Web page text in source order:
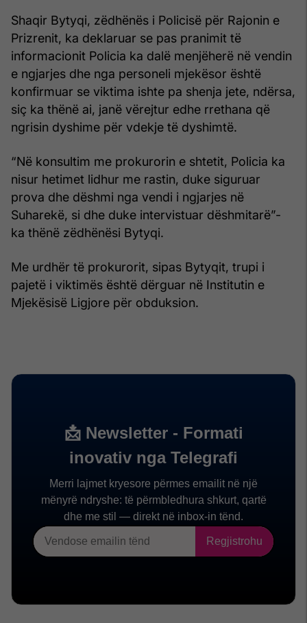
Shaqir Bytyqi, zëdhënës i Policisë për Rajonin e
Prizrenit, ka deklaruar se pas pranimit të
informacionit Policia ka dalë menjëherë në vendin
e ngjarjes dhe nga personeli mjekësor është
konfirmuar se viktima ishte pa shenja jete, ndërsa,
siç ka thënë ai, janë vërejtur edhe rrethana që
ngrisin dyshime për vdekje të dyshimtë.
“Në konsultim me prokurorin e shtetit, Policia ka
nisur hetimet lidhur me rastin, duke siguruar
prova dhe dëshmi nga vendi i ngjarjes në
Suharekë, si dhe duke intervistuar dëshmitarë”-
ka thënë zëdhënësi Bytyqi.
Me urdhër të prokurorit, sipas Bytyqit, trupi i
pajetë i viktimës është dërguar në Institutin e
Mjekësisë Ligjore për obduksion.